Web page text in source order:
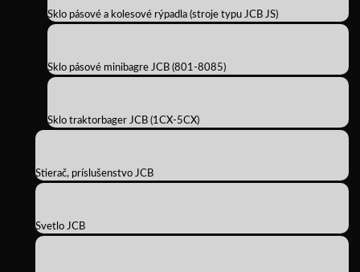
Sklo pásové a kolesové rýpadla (stroje typu JCB JS)
Sklo pásové minibagre JCB (801-8085)
Sklo traktorbager JCB (1CX-5CX)
Stierač, príslušenstvo JCB
Svetlo JCB